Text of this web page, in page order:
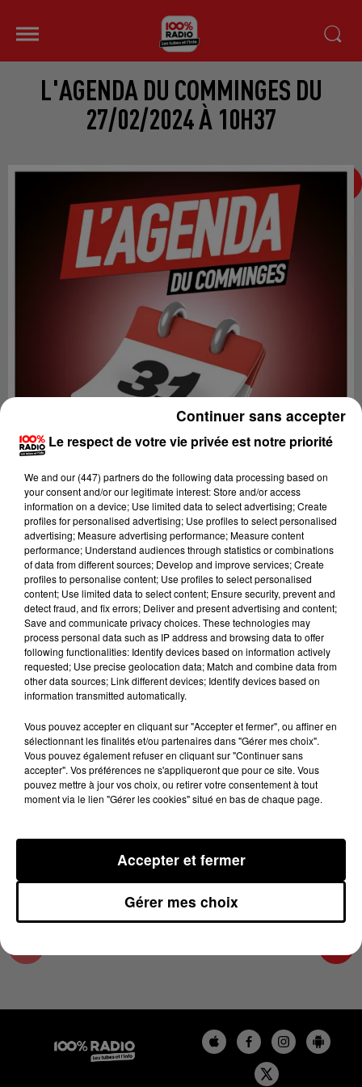
L'AGENDA DU COMMINGES DU
27/02/2024 À 10H37
Lecture (1 min 14 sec)
100%
100% Radio l'agenda du Comminges
27 février 2024 - 1 min 14 sec
L'AGENDA DU COMMINGES DU 27/02/2024 À
10H37
L'AGENDA DU COMMINGES
Le respect de votre vie privée est notre priorité
We and our (447) partnersdo the following data processing based on
your consent and/or our legitimate interest: Store and/or access
information on a device; Use limited data to select advertising; Create
profiles for personalised advertising; Use profiles to select personalised
advertising; Measure advertising performance; Measure content
performance; Understand audiences through statistics or combinations
of data from different sources; Develop and improve services; Create
profiles to personalise content; Use profiles to select personalised
content; Use limited data to select content; Ensure security, prevent and
detect fraud, and fix errors; Deliver and present advertising and content;
Save and communicate privacy choices. These technologies may
process personal data such as IP address and browsing data to offer
following functionalities: Identify devices based on information actively
requested; Use precise geolocation data; Match and combine data from
other data sources; Link different devices; Identify devices based on
information transmitted automatically.
Vous pouvez accepter en cliquant sur "Accepter et fermer", ou affiner en
sélectionnant les finalités et/ou partenaires dans "Gérer mes choix".
Vous pouvez également refuser en cliquant sur "Continuer sans
accepter". Vos préférences ne s'appliqueront que pour ce site. Vous
pouvez mettre à jour vos choix, ou retirer votre consentement à tout
moment via le lien "Gérer les cookies" situé en bas de chaque page.
Gérer mes choix
Accepter et fermer
Continuer sans accepter